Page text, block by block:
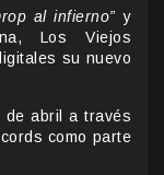
al infierno” y
Los Viejos
su nuevo
abril a través
como parte